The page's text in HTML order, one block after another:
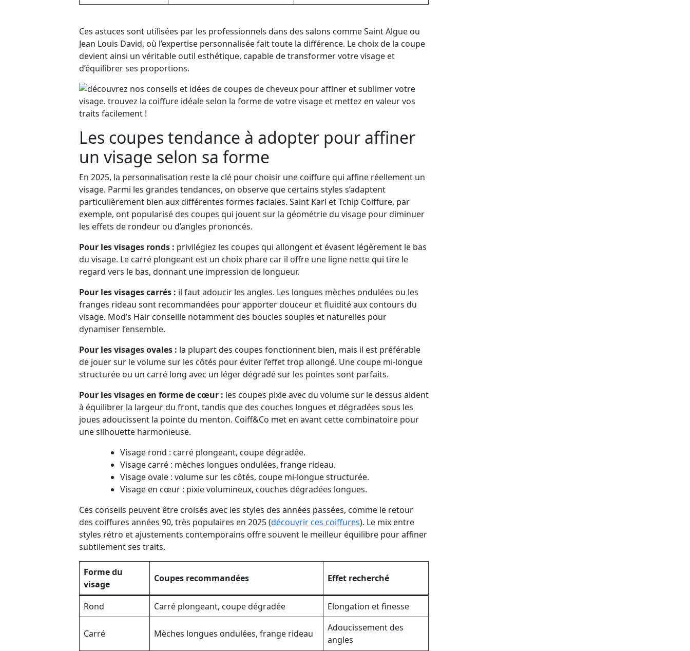
Ces astuces sont utilisées par les professionnels dans des salons comme Saint Algue ou
Jean Louis David, où l’expertise personnalisée fait toute la différence. Le choix de la coupe
devient ainsi un véritable outil esthétique, capable de transformer votre visage et
d’équilibrer ses proportions.
Les coupes tendance à adopter pour affiner
un visage selon sa forme
En 2025, la personnalisation reste la clé pour choisir une coiffure qui affine réellement un
visage. Parmi les grandes tendances, on observe que certains styles s’adaptent
particulièrement bien aux différentes formes faciales. Saint Karl et Tchip Coiffure, par
exemple, ont popularisé des coupes qui jouent sur la géométrie du visage pour diminuer
les effets de rondeur ou d’angles prononcés.
Pour les visages ronds : privilégiez les coupes qui allongent et évasent légèrement le bas
du visage. Le carré plongeant est un choix phare car il offre une ligne nette qui tire le
regard vers le bas, donnant une impression de longueur.
Pour les visages carrés : il faut adoucir les angles. Les longues mèches ondulées ou les
franges rideau sont recommandées pour apporter douceur et fluidité aux contours du
visage. Mod’s Hair conseille notamment des boucles souples et naturelles pour
dynamiser l’ensemble.
Pour les visages ovales : la plupart des coupes fonctionnent bien, mais il est préférable
de jouer sur le volume sur les côtés pour éviter l’effet trop allongé. Une coupe mi-longue
structurée ou un carré long avec un léger dégradé sur les pointes sont parfaits.
Pour les visages en forme de cœur : les coupes pixie avec du volume sur le dessus aident
à équilibrer la largeur du front, tandis que des couches longues et dégradées sous les
joues adoucissent la pointe du menton. Coiff&Co met en avant cette combinatoire pour
une silhouette harmonieuse.
Visage rond : carré plongeant, coupe dégradée.
Visage carré : mèches longues ondulées, frange rideau.
Visage ovale : volume sur les côtés, coupe mi-longue structurée.
Visage en cœur : pixie volumineux, couches dégradées longues.
Ces conseils peuvent être croisés avec les styles des années passées, comme le retour
des coiffures années 90, très populaires en 2025 (découvrir ces coiffures). Le mix entre
styles rétro et ajustements contemporains offre souvent le meilleur équilibre pour affiner
subtilement ses traits.
Forme du
visage
Coupes recommandées Effet recherché
Rond Carré plongeant, coupe dégradée Elongation et finesse
Carré Mèches longues ondulées, frange rideau
Adoucissement des
angles